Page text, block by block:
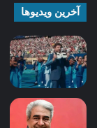
آخرین ویدیوها